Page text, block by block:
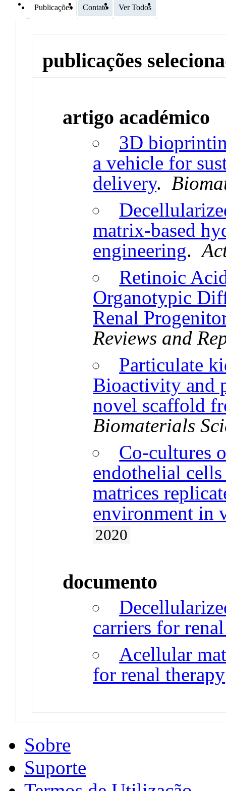
Publicações Contato Ver Todos
publicações
artigo académico
3D
a vehicle for
delivery.
matrix-based
engineering.
Retinoic
Organotypic
Renal
Reviews and
Particulate
Bioactivity and
novel scaffold
Biomaterials
Co-cultures
endothelial
matrices
environment in
2020
documento
carriers for
Acellular
for renal therapy
Sobre
Suporte